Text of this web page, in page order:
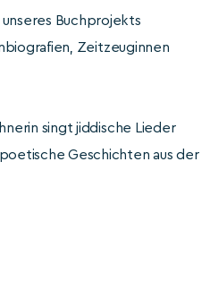
Buchprojekts
Zeitzeuginnen
singt jiddische Lieder
Geschichten aus der